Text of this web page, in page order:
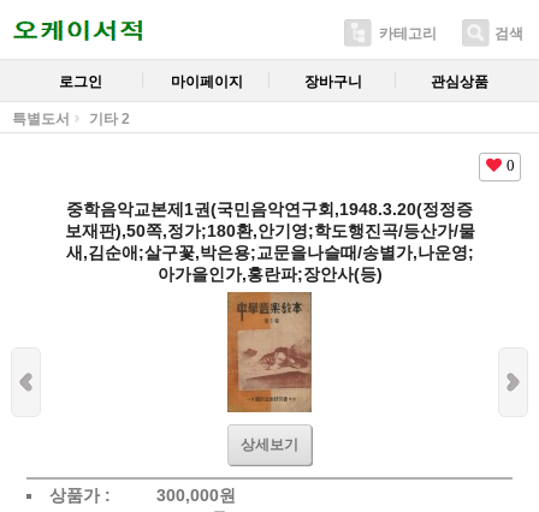
카테고리 검색
로그인 마이페이지 장바구니 관심상품
특별도서 기타 2
0
중학음악교본제1권(국민음악연구회,1948.3.20(정정증
보재판),50쪽,정가;180환,안기영;학도행진곡/등산가/물
새,김순애;살구꽃,박은용;교문을나슬때/송별가,나운영;
아가을인가,홍란파;장안사(등)
상세보기
상품가 : 300,000원